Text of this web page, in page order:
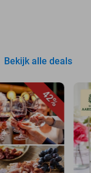
Bekijk alle deals
42%